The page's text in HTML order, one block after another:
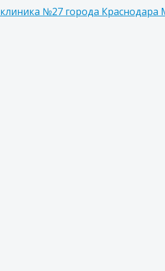
№27 города Краснодара